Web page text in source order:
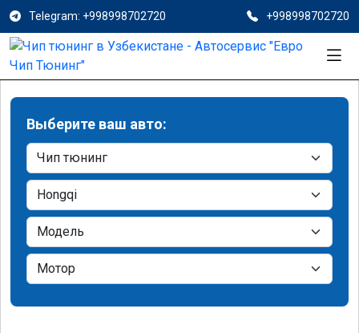
Telegram: +998998702720 +998998702720
Выберите ваш авто: